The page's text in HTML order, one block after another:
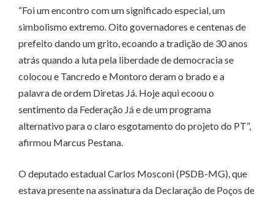
“Foi um encontro com um significado especial, um
simbolismo extremo. Oito governadores e centenas de
prefeito dando um grito, ecoando a tradição de 30 anos
atrás quando a luta pela liberdade de democracia se
colocou e Tancredo e Montoro deram o brado e a
palavra de ordem Diretas Já. Hoje aqui ecoou o
sentimento da Federação Já e de um programa
alternativo para o claro esgotamento do projeto do PT”,
afirmou Marcus Pestana.
O deputado estadual Carlos Mosconi (PSDB-MG), que
estava presente na assinatura da Declaração de Poços de